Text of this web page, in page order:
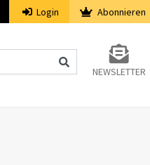
Login Abonnieren
NEWSLETTER